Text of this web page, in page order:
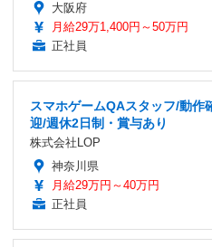
大阪府
月給29万1,400円～50万円
正社員
スマホゲームQAスタッフ/動作
迎/週休2日制・賞与あり
株式会社LOP
神奈川県
月給29万円～40万円
正社員